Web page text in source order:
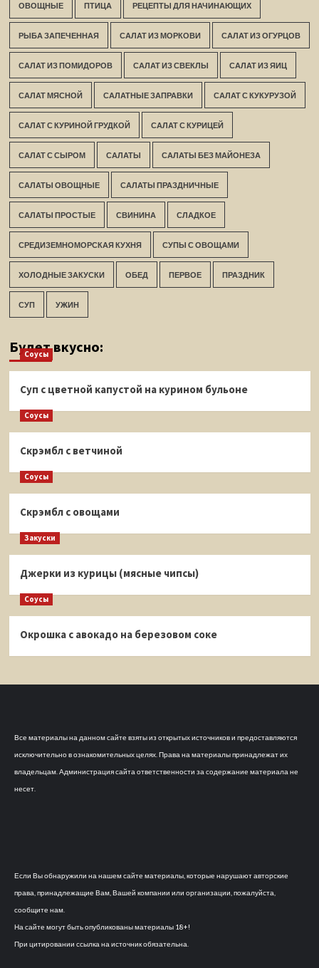
ОВОЩНЫЕ ПТИЦА РЕЦЕПТЫ ДЛЯ НАЧИНАЮЩИХ
РЫБА ЗАПЕЧЕННАЯ САЛАТ ИЗ МОРКОВИ САЛАТ ИЗ ОГУРЦОВ
САЛАТ ИЗ ПОМИДОРОВ САЛАТ ИЗ СВЕКЛЫ САЛАТ ИЗ ЯИЦ
САЛАТ МЯСНОЙ САЛАТНЫЕ ЗАПРАВКИ САЛАТ С КУКУРУЗОЙ
САЛАТ С КУРИНОЙ ГРУДКОЙ САЛАТ С КУРИЦЕЙ
САЛАТ С СЫРОМ САЛАТЫ САЛАТЫ БЕЗ МАЙОНЕЗА
САЛАТЫ ОВОЩНЫЕ САЛАТЫ ПРАЗДНИЧНЫЕ
САЛАТЫ ПРОСТЫЕ СВИНИНА СЛАДКОЕ
СРЕДИЗЕМНОМОРСКАЯ КУХНЯ СУПЫ С ОВОЩАМИ
ХОЛОДНЫЕ ЗАКУСКИ ОБЕД ПЕРВОЕ ПРАЗДНИК
СУП УЖИН
Будет вкусно:
Соусы
Суп с цветной капустой на курином бульоне
Соусы
Скрэмбл с ветчиной
Соусы
Скрэмбл с овощами
Закуски
Джерки из курицы (мясные чипсы)
Соусы
Окрошка с авокадо на березовом соке
Все материалы на данном сайте взяты из открытых источников и предоставляются
исключительно в ознакомительных целях. Права на материалы принадлежат их
владельцам. Администрация сайта ответственности за содержание материала не
несет.
Если Вы обнаружили на нашем сайте материалы, которые нарушают авторские
права, принадлежащие Вам, Вашей компании или организации, пожалуйста,
сообщите нам.
На сайте могут быть опубликованы материалы 18+!
При цитировании ссылка на источник обязательна.